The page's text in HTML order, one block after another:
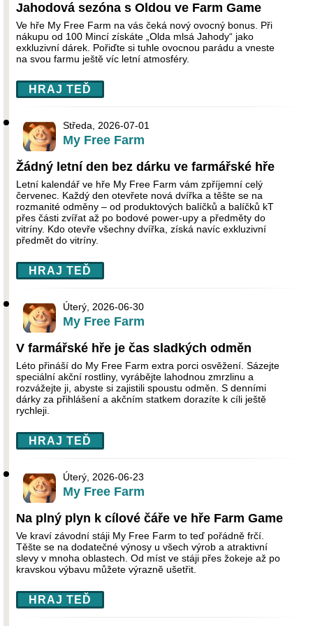
Jahodová sezóna s Oldou ve Farm Game
Ve hře My Free Farm na vás čeká nový ovocný bonus. Při
nákupu od 100 Mincí získáte „Olda mlsá Jahody“ jako
exkluzivní dárek. Pořiďte si tuhle ovocnou parádu a vneste
na svou farmu ještě víc letní atmosféry.
HRAJ TEĎ
Středa, 2026-07-01
My Free Farm
Žádný letní den bez dárku ve farmářské hře
Letní kalendář ve hře My Free Farm vám zpříjemní celý
červenec. Každý den otevřete nová dvířka a těšte se na
rozmanité odměny – od produktových balíčků a balíčků kT
přes části zvířat až po bodové power-upy a předměty do
vitríny. Kdo otevře všechny dvířka, získá navíc exkluzivní
předmět do vitríny.
HRAJ TEĎ
Úterý, 2026-06-30
My Free Farm
V farmářské hře je čas sladkých odměn
Léto přináší do My Free Farm extra porci osvěžení. Sázejte
speciální akční rostliny, vyrábějte lahodnou zmrzlinu a
rozvážejte ji, abyste si zajistili spoustu odměn. S denními
dárky za přihlášení a akčním statkem dorazíte k cíli ještě
rychleji.
HRAJ TEĎ
Úterý, 2026-06-23
My Free Farm
Na plný plyn k cílové čáře ve hře Farm Game
Ve kraví závodní stáji My Free Farm to teď pořádně frčí.
Těšte se na dodatečné výnosy u všech výrob a atraktivní
slevy v mnoha oblastech. Od míst ve stáji přes žokeje až po
kravskou výbavu můžete výrazně ušetřit.
HRAJ TEĎ